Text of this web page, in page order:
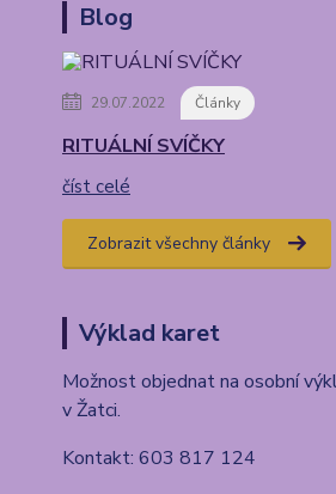
Blog
29.07.2022 Články
RITUÁLNÍ SVÍČKY
číst celé
Zobrazit všechny články
Výklad karet
Možnost objednat na osobní
v Žatci.
Kontakt: 603 817 124